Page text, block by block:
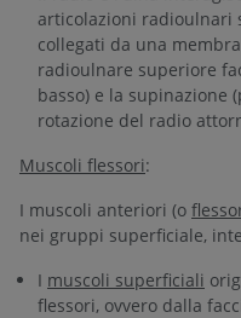
articolazioni radioulnari
collegati da una
radioulnare superiore
basso) e la supinazione
rotazione del radio
Muscoli flessori:
I muscoli anteriori (o
nei gruppi superficiale,
I muscoli superficiali
flessori, ovvero dalla